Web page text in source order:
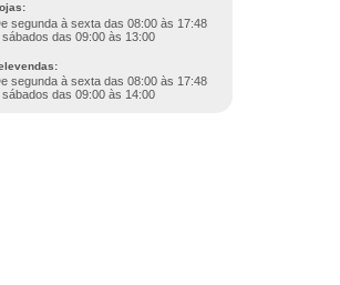
segunda à sexta das 08:00 às 17:48
sábados das 09:00 às 13:00
segunda à sexta das 08:00 às 17:48
sábados das 09:00 às 14:00